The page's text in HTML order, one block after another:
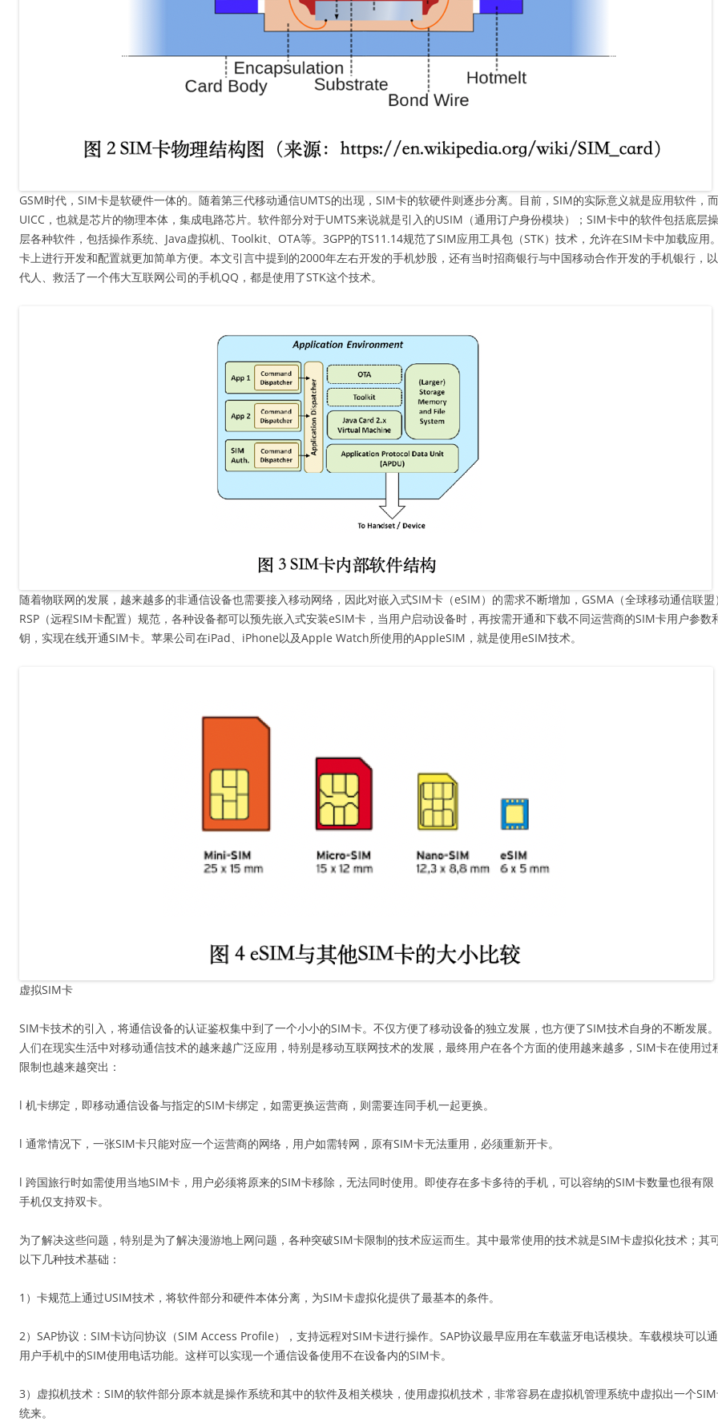
GSM时代，SIM卡是软硬件一体的。随着第三代移动通信UMTS的出现，SIM卡的软硬件则逐步分离。目前，SIM的实际意义就是应用软件，
UICC，也就是芯片的物理本体，集成电路芯片。软件部分对于UMTS来说就是引入的USIM（通用订户身份模块）；SIM卡中的软件包括底层
层各种软件，包括操作系统、Java虚拟机、Toolkit、OTA等。3GPP的TS11.14规范了SIM应用工具包（STK）技术，允许在SIM卡中加载应用
卡上进行开发和配置就更加简单方便。本文引言中提到的2000年左右开发的手机炒股，还有当时招商银行与中国移动合作开发的手机银行，
代人、救活了一个伟大互联网公司的手机QQ，都是使用了STK这个技术。
随着物联网的发展，越来越多的非通信设备也需要接入移动网络，因此对嵌入式SIM卡（eSIM）的需求不断增加，GSMA（全球移动通信联盟
RSP（远程SIM卡配置）规范，各种设备都可以预先嵌入式安装eSIM卡，当用户启动设备时，再按需开通和下载不同运营商的SIM卡用户参数
钥，实现在线开通SIM卡。苹果公司在iPad、iPhone以及Apple Watch所使用的AppleSIM，就是使用eSIM技术。
虚拟SIM卡
SIM卡技术的引入，将通信设备的认证鉴权集中到了一个小小的SIM卡。不仅方便了移动设备的独立发展，也方便了SIM技术自身的不断发展
人们在现实生活中对移动通信技术的越来越广泛应用，特别是移动互联网技术的发展，最终用户在各个方面的使用越来越多，SIM卡在使用过
限制也越来越突出：
l 机卡绑定，即移动通信设备与指定的SIM卡绑定，如需更换运营商，则需要连同手机一起更换。
l 通常情况下，一张SIM卡只能对应一个运营商的网络，用户如需转网，原有SIM卡无法重用，必须重新开卡。
l 跨国旅行时如需使用当地SIM卡，用户必须将原来的SIM卡移除，无法同时使用。即使存在多卡多待的手机，可以容纳的SIM卡数量也很有限
手机仅支持双卡。
为了解决这些问题，特别是为了解决漫游地上网问题，各种突破SIM卡限制的技术应运而生。其中最常使用的技术就是SIM卡虚拟化技术；其
以下几种技术基础：
1）卡规范上通过USIM技术，将软件部分和硬件本体分离，为SIM卡虚拟化提供了最基本的条件。
2）SAP协议：SIM卡访问协议（SIM Access Profile），支持远程对SIM卡进行操作。SAP协议最早应用在车载蓝牙电话模块。车载模块可以
用户手机中的SIM使用电话功能。这样可以实现一个通信设备使用不在设备内的SIM卡。
3）虚拟机技术：SIM的软件部分原本就是操作系统和其中的软件及相关模块，使用虚拟机技术，非常容易在虚拟机管理系统中虚拟出一个
统来。